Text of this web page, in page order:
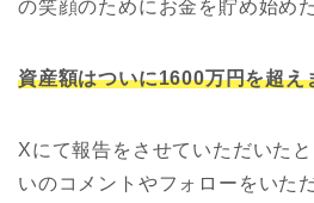
の笑顔のためにお金を貯め始め
資産額はついに1600万円を超え
Xにて報告をさせていただいた
いのコメントやフォローをいた